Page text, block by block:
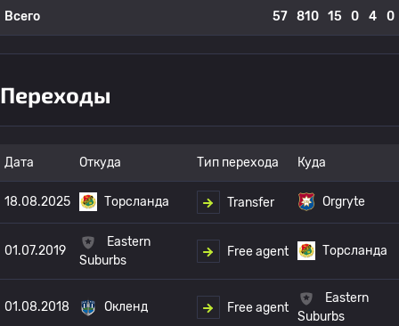
Всего 57 810 15 0 4 0
Переходы
Дата Откуда Тип перехода Куда
18.08.2025 Торсланда Transfer Orgryte
01.07.2019
Eastern
Suburbs
Free agent Торсланда
01.08.2018 Окленд Free agent
Eastern
Suburbs